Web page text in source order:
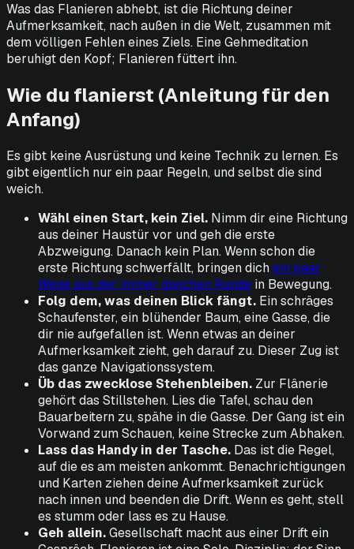
Was das Flanieren abhebt, ist die Richtung deiner
Aufmerksamkeit, nach außen in die Welt, zusammen mit
dem völligen Fehlen eines Ziels. Eine Gehmeditation
beruhigt den Kopf; Flanieren füttert ihn.
Wie du flanierst (Anleitung für den
Anfang)
Es gibt keine Ausrüstung und keine Technik zu lernen. Es
gibt eigentlich nur ein paar Regeln, und selbst die sind
weich.
Wähl einen Start, kein Ziel. Nimm dir eine Richtung
aus deiner Haustür vor und geh die erste
Abzweigung. Danach kein Plan. Wenn schon die
erste Richtung schwerfällt, bringen dich ein paar
Wege aus der immer gleichen Runde in Bewegung.
Folg dem, was deinen Blick fängt. Ein schräges
Schaufenster, ein blühender Baum, eine Gasse, die
dir nie aufgefallen ist. Wenn etwas an deiner
Aufmerksamkeit zieht, geh darauf zu. Dieser Zug ist
das ganze Navigationssystem.
Üb das zwecklose Stehenbleiben. Zur Flânerie
gehört das Stillstehen. Lies die Tafel, schau den
Bauarbeitern zu, spähe in die Gasse. Der Gang ist ein
Vorwand zum Schauen, keine Strecke zum Abhaken.
Lass das Handy in der Tasche. Das ist die Regel,
auf die es am meisten ankommt. Benachrichtigungen
und Karten ziehen deine Aufmerksamkeit zurück
nach innen und beenden die Drift. Wenn es geht, stell
es stumm oder lass es zu Hause.
Geh allein.Gesellschaft macht aus einer Drift ein